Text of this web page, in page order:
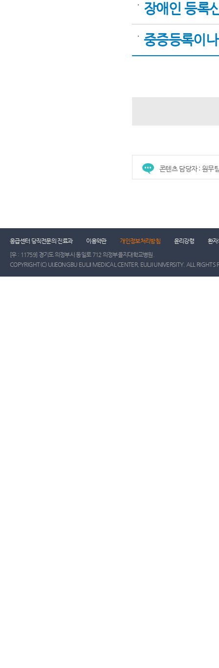
장애인 등록
중증등록이
콘텐츠 담당자 : 원무
응급센터 당직전문의 진료과 이용약관 개인정보처리방침 윤리강령
환자
[우 : 11759] 경기도 의정부시 동일로 712 의정부을지대학교병원.
COPYRIGHT(C) UIJEONGBU EULJI MEDICAL CENTER, EULJI UNIVERSITY. ALL RIGHTS